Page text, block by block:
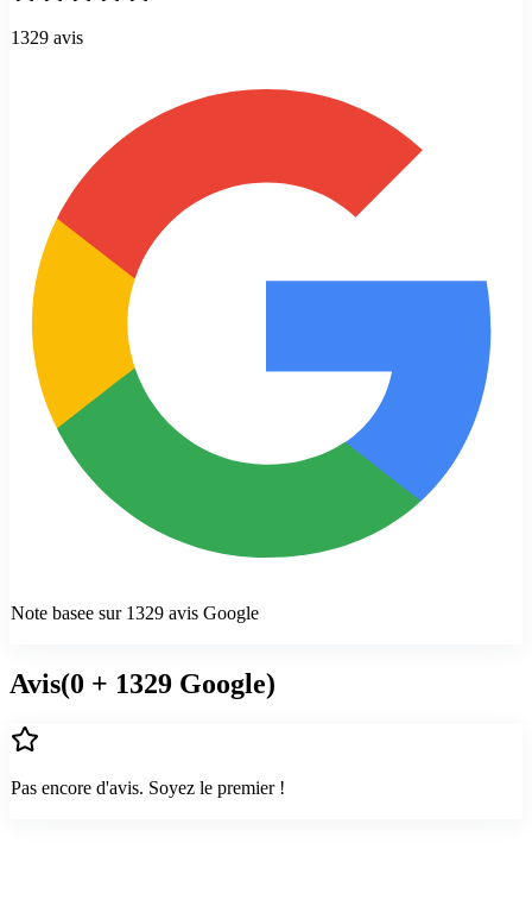
1329 avis
Note basee sur 1329 avis Google
Avis(0 + 1329 Google)
Pas encore d'avis. Soyez le premier !